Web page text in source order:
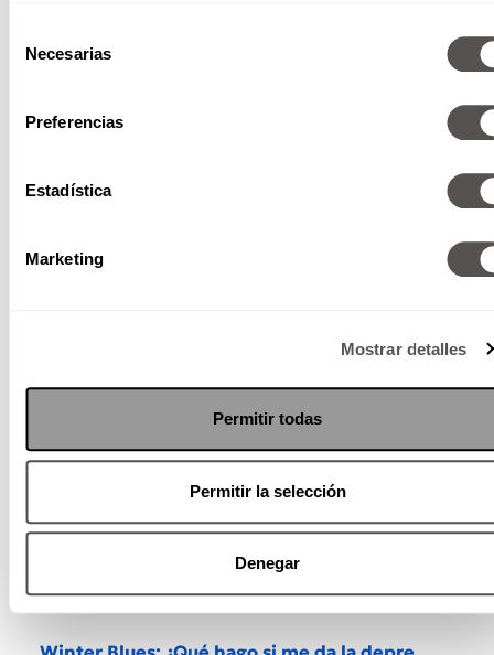
Necesarias
Preferencias
Estadística
Marketing
Mostrar detalles
Permitir todas
Permitir la selección
Denegar
regalos, acuérdate que hacer manualidades
Enero is cooming
de más que tú no vas a sufrir tanto. El chiste es
olvides de ser la víctima. Tener un plan te